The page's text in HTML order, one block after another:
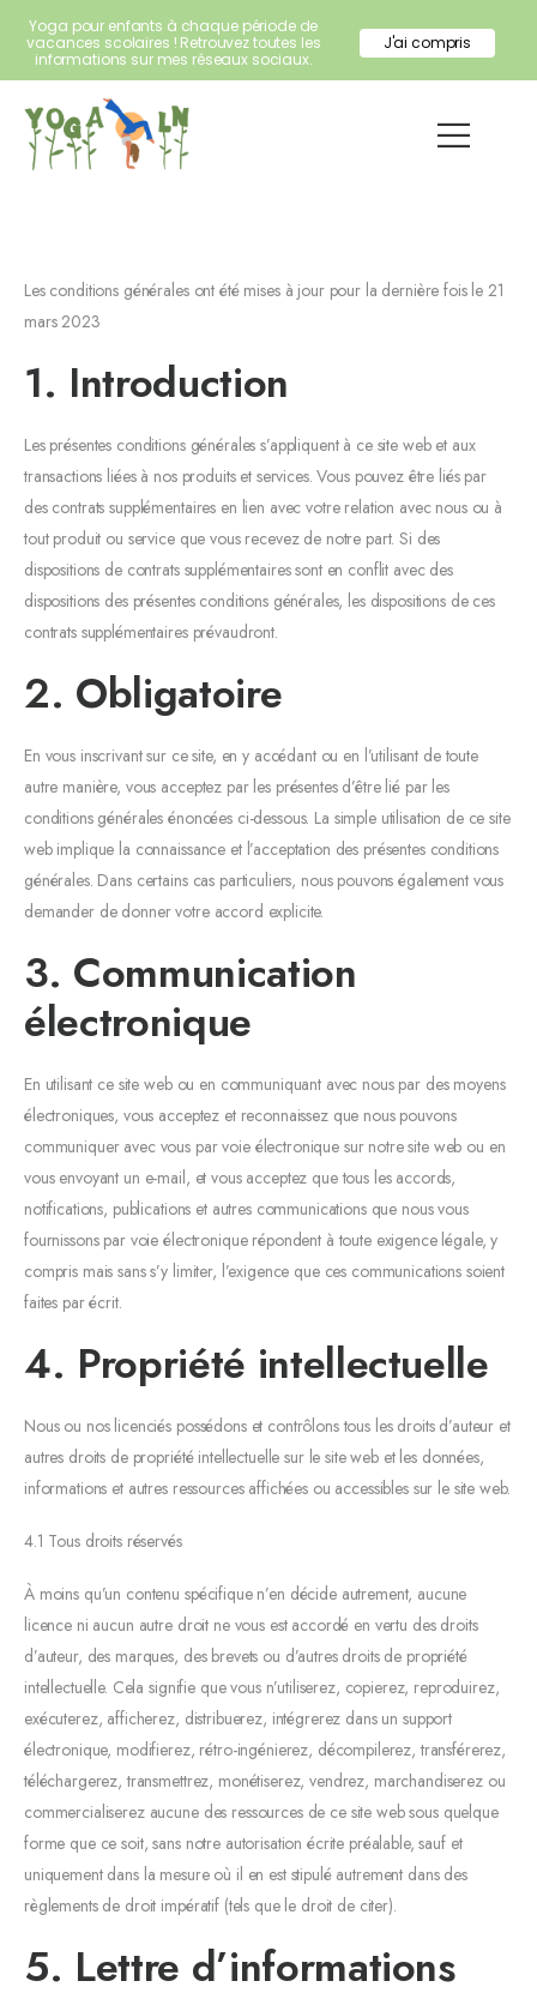
Les conditions générales ont été mises à jour pour la dernière fois le 21
mars 2023
1. Introduction
Les présentes conditions générales s’appliquent à ce site web et aux
transactions liées à nos produits et services. Vous pouvez être liés par
des contrats supplémentaires en lien avec votre relation avec nous ou à
tout produit ou service que vous recevez de notre part. Si des
dispositions de contrats supplémentaires sont en conflit avec des
dispositions des présentes conditions générales, les dispositions de ces
contrats supplémentaires prévaudront.
2. Obligatoire
En vous inscrivant sur ce site, en y accédant ou en l’utilisant de toute
autre manière, vous acceptez par les présentes d’être lié par les
conditions générales énoncées ci-dessous. La simple utilisation de ce site
web implique la connaissance et l’acceptation des présentes conditions
générales. Dans certains cas particuliers, nous pouvons également vous
demander de donner votre accord explicite.
3. Communication
électronique
En utilisant ce site web ou en communiquant avec nous par des moyens
électroniques, vous acceptez et reconnaissez que nous pouvons
communiquer avec vous par voie électronique sur notre site web ou en
vous envoyant un e-mail, et vous acceptez que tous les accords,
notifications, publications et autres communications que nous vous
fournissons par voie électronique répondent à toute exigence légale, y
compris mais sans s’y limiter, l’exigence que ces communications soient
faites par écrit.
4. Propriété intellectuelle
Nous ou nos licenciés possédons et contrôlons tous les droits d’auteur et
autres droits de propriété intellectuelle sur le site web et les données,
informations et autres ressources affichées ou accessibles sur le site web.
4.1 Tous droits réservés
À moins qu’un contenu spécifique n’en décide autrement, aucune
licence ni aucun autre droit ne vous est accordé en vertu des droits
d’auteur, des marques, des brevets ou d’autres droits de propriété
intellectuelle. Cela signifie que vous n’utiliserez, copierez, reproduirez,
exécuterez, afficherez, distribuerez, intégrerez dans un support
électronique, modifierez, rétro-ingénierez, décompilerez, transférerez,
téléchargerez, transmettrez, monétiserez, vendrez, marchandiserez ou
commercialiserez aucune des ressources de ce site web sous quelque
forme que ce soit, sans notre autorisation écrite préalable, sauf et
uniquement dans la mesure où il en est stipulé autrement dans des
règlements de droit impératif (tels que le droit de citer).
5. Lettre d’informations
Yoga pour enfants à chaque période de
vacances scolaires ! Retrouvez toutes les
informations sur mes réseaux sociaux.
J'ai compris